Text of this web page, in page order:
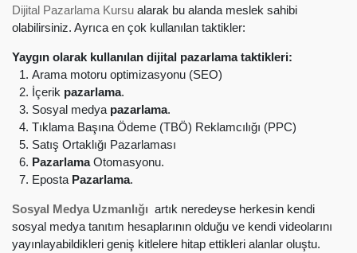
Dijital Pazarlama Kursu alarak bu alanda meslek sahibi
olabilirsiniz. Ayrıca en çok kullanılan taktikler:
Yaygın olarak kullanılan dijital pazarlama taktikleri:
Arama motoru optimizasyonu (SEO)
İçerik pazarlama.
Sosyal medya pazarlama.
Tıklama Başına Ödeme (TBÖ) Reklamcılığı (PPC)
Satış Ortaklığı Pazarlaması
PazarlamaOtomasyonu.
Eposta Pazarlama.
Sosyal Medya Uzmanlığı artık neredeyse herkesin kendi
sosyal medya tanıtım hesaplarının olduğu ve kendi videolarını
yayınlayabildikleri geniş kitlelere hitap ettikleri alanlar oluştu.